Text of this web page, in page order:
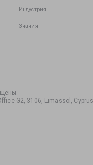
Индустрия
Знания
.
G2, 3106, Limassol,